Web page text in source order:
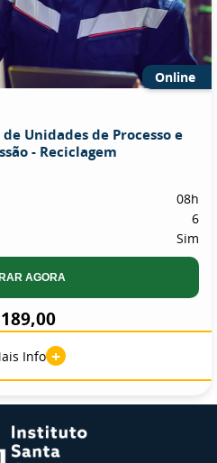
Online
Unidades de Processo e
- Reciclagem
08h
6
Sim
AGORA
Info +